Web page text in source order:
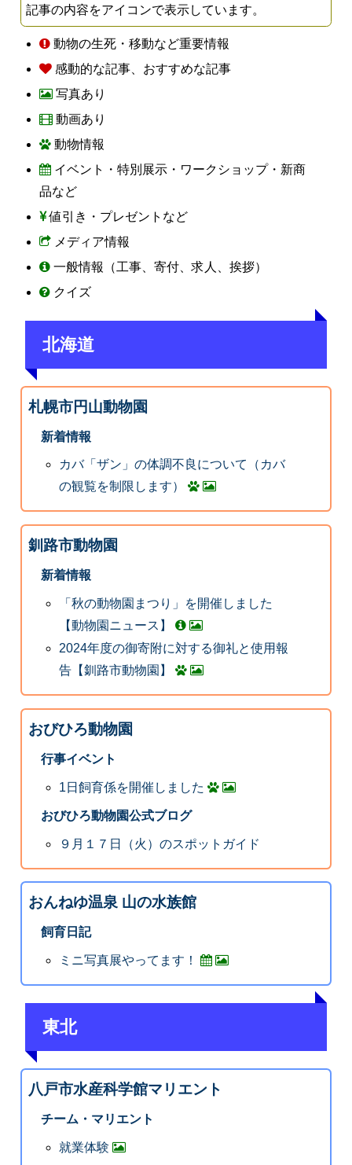
記事の内容をアイコンで表示しています。
動物の生死・移動など重要情報
感動的な記事、おすすめな記事
写真あり
動画あり
動物情報
イベント・特別展示・ワークショップ・新商
品など
値引き・プレゼントなど
メディア情報
一般情報（工事、寄付、求人、挨拶）
クイズ
北海道
札幌市円山動物園
新着情報
カバ「ザン」の体調不良について（カバ
の観覧を制限します）
釧路市動物園
新着情報
「秋の動物園まつり」を開催しました
【動物園ニュース】
2024年度の御寄附に対する御礼と使用報
告【釧路市動物園】
おびひろ動物園
行事イベント
1日飼育係を開催しました
おびひろ動物園公式ブログ
９月１７日（火）のスポットガイド
おんねゆ温泉 山の水族館
飼育日記
ミニ写真展やってます！
東北
八戸市水産科学館マリエント
チーム・マリエント
就業体験